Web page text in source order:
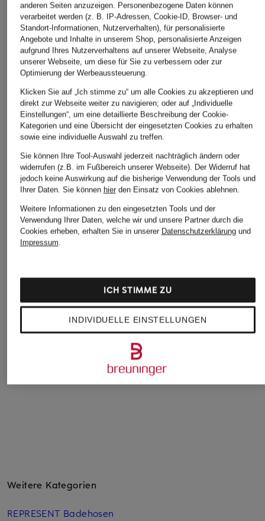
HOKA
Sneaker TECTON X 2
saucony
Sneaker KINVARA 1
CHF 179
new balance
Sneaker 9060
Weitere Kategorien
REPRESENT Badehosen
anderen Seiten anzuzeigen. Personenbezogene Daten können
verarbeitet werden (z. B. IP-Adressen, Cookie-ID, Browser- und
Standort-Informationen, Nutzerverhalten), für personalisierte
Angebote und Inhalte in unserem Shop, personalisierte Anzeigen
aufgrund Ihres Nutzerverhaltens auf unserer Webseite, Analyse
unserer Webseite, um diese für Sie zu verbessern oder zur
Optimierung der Werbeaussteuerung.
Klicken Sie auf „Ich stimme zu“ um alle Cookies zu akzeptieren und
direkt zur Webseite weiter zu navigieren; oder auf „Individuelle
Einstellungen“, um eine detaillierte Beschreibung der Cookie-
Kategorien und eine Übersicht der eingesetzten Cookies zu erhalten
sowie eine individuelle Auswahl zu treffen.
Sie können Ihre Tool-Auswahl jederzeit nachträglich ändern oder
widerrufen (z.B. im Fußbereich unserer Webseite). Der Widerruf hat
jedoch keine Auswirkung auf die bisherige Verwendung der Tools und
Ihrer Daten. Sie können hierden Einsatz von Cookies ablehnen.
Weitere Informationen zu den eingesetzten Tools und der
Verwendung Ihrer Daten, welche wir und unsere Partner durch die
Cookies erheben, erhalten Sie in unserer Datenschutzerklärungund
Impressum.
INDIVIDUELLE EINSTELLUNGEN
ICH STIMME ZU